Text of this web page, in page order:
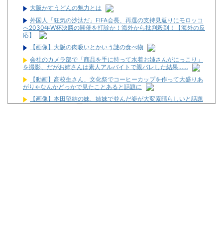
大阪かすうどんの魅力とは
外国人「狂気の沙汰だ」FIFA会長、再選の支持見返りにモロッコ
へ2030年W杯決勝の開催を打診か！海外から批判殺到！【海外の反
応】
【画像】大阪の肉吸いとかいう謎の食べ物
会社のカメラ部で「商品を手に持って水着お姉さんがにっこり」
を撮影、だがお姉さんは素人アルバイトで親バレした結果……
【動画】高校生さん、文化祭でコーヒーカップを作って大盛りあ
がり←なんかどっかで見たことあると話題に
【画像】本田望結の妹、姉妹で並んだ姿が大変素晴らしいと話題
にw w w w w w w